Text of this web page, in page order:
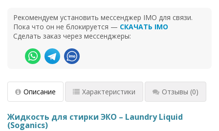
Рекомендуем установить мессенджер IMO для связи.
Пока что он не блокируется — СКАЧАТЬ IMO
Сделать заказ через мессенджеры:
Описание Характеристики Отзывы (0)
Жидкость для стирки ЭКО – Laundry Liquid
(Soganics)